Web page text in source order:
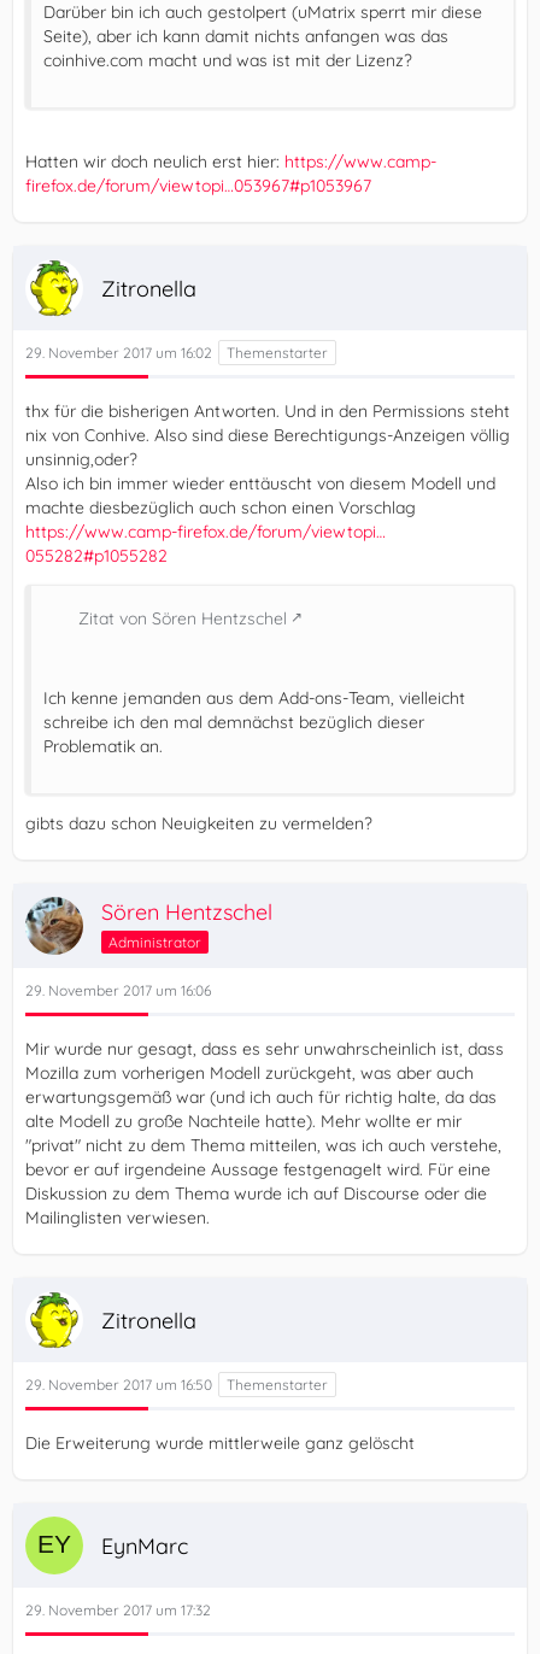
Darüber bin ich auch gestolpert (uMatrix sperrt mir diese
Seite), aber ich kann damit nichts anfangen was das
coinhive.com macht und was ist mit der Lizenz?
Hatten wir doch neulich erst hier: https://www.camp-
firefox.de/forum/viewtopi…053967#p1053967
Zitronella
29. November 2017 um 16:02
thx für die bisherigen Antworten. Und in den Permissions steht
nix von Conhive. Also sind diese Berechtigungs-Anzeigen völlig
unsinnig,oder?
Also ich bin immer wieder enttäuscht von diesem Modell und
machte diesbezüglich auch schon einen Vorschlag
https://www.camp-firefox.de/forum/viewtopi…
055282#p1055282
Zitat von Sören Hentzschel
Ich kenne jemanden aus dem Add-ons-Team, vielleicht
schreibe ich den mal demnächst bezüglich dieser
Problematik an.
gibts dazu schon Neuigkeiten zu vermelden?
Sören Hentzschel
Administrator
29. November 2017 um 16:06
Mir wurde nur gesagt, dass es sehr unwahrscheinlich ist, dass
Mozilla zum vorherigen Modell zurückgeht, was aber auch
erwartungsgemäß war (und ich auch für richtig halte, da das
alte Modell zu große Nachteile hatte). Mehr wollte er mir
"privat" nicht zu dem Thema mitteilen, was ich auch verstehe,
bevor er auf irgendeine Aussage festgenagelt wird. Für eine
Diskussion zu dem Thema wurde ich auf Discourse oder die
Mailinglisten verwiesen.
Zitronella
29. November 2017 um 16:50
Die Erweiterung wurde mittlerweile ganz gelöscht
EynMarc
29. November 2017 um 17:32